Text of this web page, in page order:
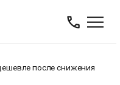
после снижения